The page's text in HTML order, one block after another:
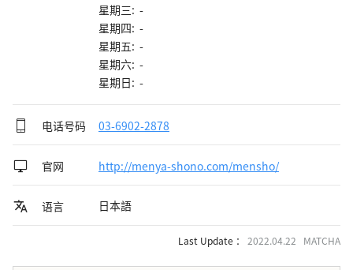
星期三: -
星期四: -
星期五: -
星期六: -
星期日: -
电话号码 03-6902-2878
官网 http://menya-shono.com/mensho/
语言 日本語
Last Update ： 2022.04.22 MATCHA